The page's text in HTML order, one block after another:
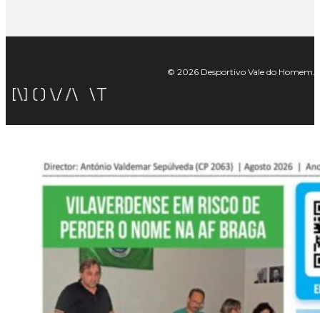
© 2026 Desportivo Vale do Homem.